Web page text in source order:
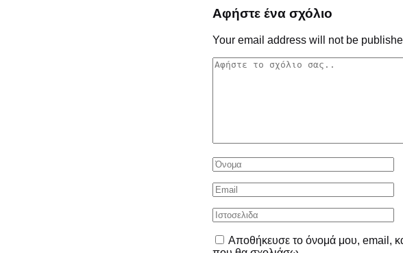
Αφήστε ένα σχόλιο
Your email address will not be
Αποθήκευσε το όνομά μου, email,